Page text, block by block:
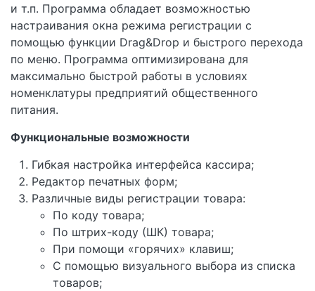
и т.п. Программа обладает возможностью
настраивания окна режима регистрации с
помощью функции Drag&Drop и быстрого перехода
по меню. Программа оптимизирована для
максимально быстрой работы в условиях
номенклатуры предприятий общественного
питания.
Функциональные возможности
Гибкая настройка интерфейса кассира;
Редактор печатных форм;
Различные виды регистрации товара:
По коду товара;
По штрих-коду (ШК) товара;
При помощи «горячих» клавиш;
С помощью визуального выбора из списка
товаров;